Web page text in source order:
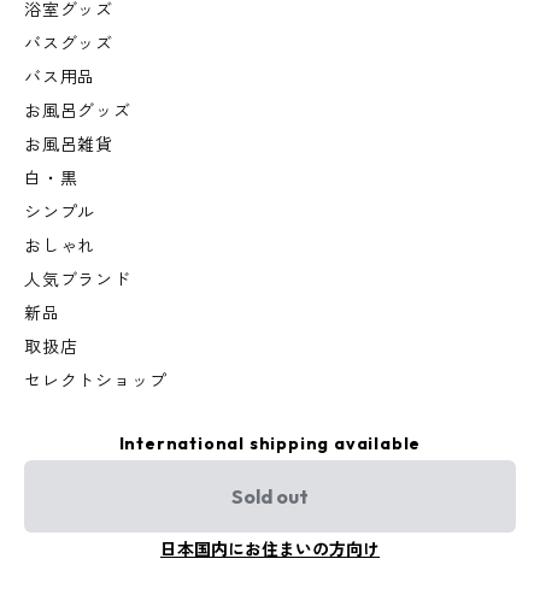
浴室グッズ
バスグッズ
バス用品
お風呂グッズ
お風呂雑貨
白・黒
シンプル
おしゃれ
人気ブランド
新品
取扱店
セレクトショップ
International shipping available
Sold out
日本国内にお住まいの方向け